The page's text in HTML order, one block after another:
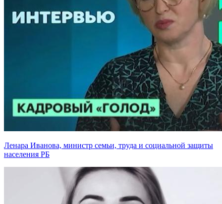
Ленара Иванова, министр семьи, труда и социальной защиты
населения РБ